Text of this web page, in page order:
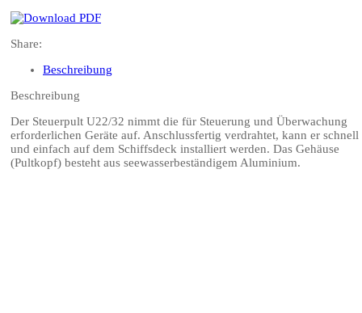
Share:
Beschreibung
Beschreibung
Der Steuerpult U22/32 nimmt die für Steuerung und Überwachung
erforderlichen Geräte auf. Anschlussfertig verdrahtet, kann er schnell
und einfach auf dem Schiffsdeck installiert werden. Das Gehäuse
(Pultkopf) besteht aus seewasserbeständigem Aluminium.